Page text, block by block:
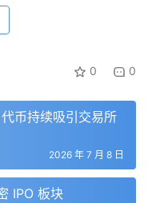
0 0
币持续吸引交易所
2026 年 7 月 8 日
IPO 板块